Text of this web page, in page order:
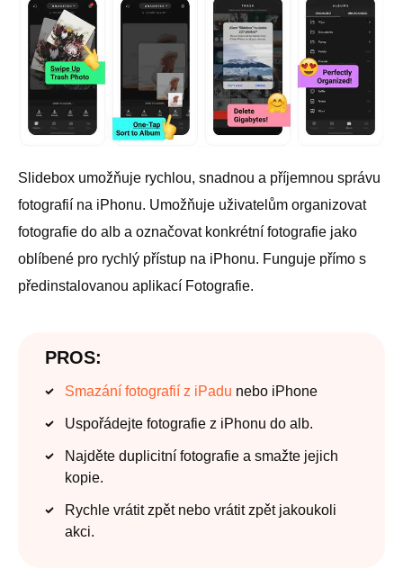
Slidebox umožňuje rychlou, snadnou a příjemnou správu
fotografií na iPhonu. Umožňuje uživatelům organizovat
fotografie do alb a označovat konkrétní fotografie jako
oblíbené pro rychlý přístup na iPhonu. Funguje přímo s
předinstalovanou aplikací Fotografie.
PROS:
Smazání fotografií z iPadu nebo iPhone
Uspořádejte fotografie z iPhonu do alb.
Najděte duplicitní fotografie a smažte jejich
kopie.
Rychle vrátit zpět nebo vrátit zpět jakoukoli
akci.